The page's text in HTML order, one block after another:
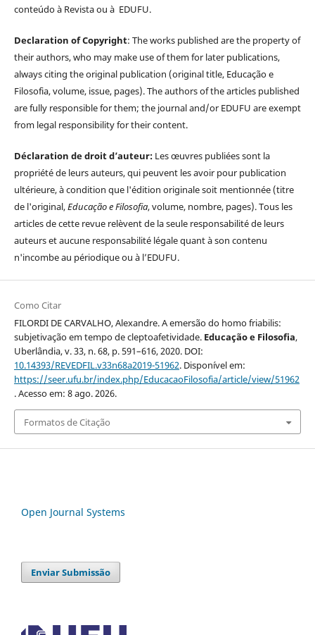
conteúdo à Revista ou à EDUFU.
Declaration of Copyright: The works published are the property of
their authors, who may make use of them for later publications,
always citing the original publication (original title, Educação e
Filosofia, volume, issue, pages). The authors of the articles published
are fully responsible for them; the journal and/or EDUFU are exempt
from legal responsibility for their content.
Déclaration de droit d’auteur: Les œuvres publiées sont la
propriété de leurs auteurs, qui peuvent les avoir pour publication
ultérieure, à condition que l'édition originale soit mentionnée (titre
de l'original,Educação e Filosofia, volume, nombre, pages). Tous les
articles de cette revue relèvent de la seule responsabilité de leurs
auteurs et aucune responsabilité légale quant à son contenu
n'incombe au périodique ou à l’EDUFU.
Como Citar
FILORDI DE CARVALHO, Alexandre. A emersão do homo friabilis:
subjetivação em tempo de cleptoafetividade. Educação e Filosofia,
Uberlândia, v. 33, n. 68, p. 591–616, 2020. DOI:
10.14393/REVEDFIL.v33n68a2019-51962. Disponível em:
https://seer.ufu.br/index.php/EducacaoFilosofia/article/view/51962
. Acesso em: 8 ago. 2026.
Formatos de Citação
Open Journal Systems
Enviar Submissão